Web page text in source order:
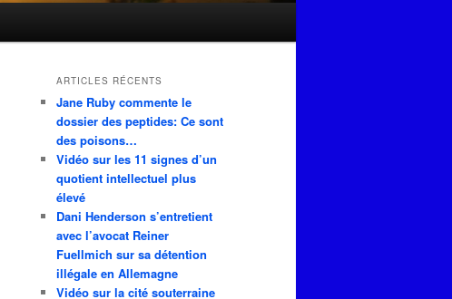
ARTICLES RÉCENTS
Jane Ruby commente le
dossier des peptides: Ce sont
des poisons…
Vidéo sur les 11 signes d’un
quotient intellectuel plus
élevé
Dani Henderson s’entretient
avec l’avocat Reiner
Fuellmich sur sa détention
illégale en Allemagne
Vidéo sur la cité souterraine